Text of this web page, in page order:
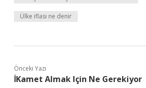
Ülke iflası ne denir
Önceki Yazı
İKamet Almak Için Ne Gerekiyor